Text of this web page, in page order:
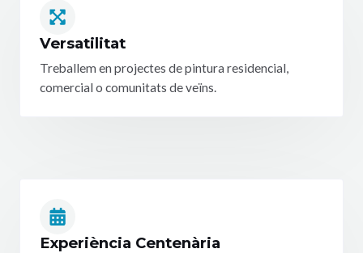
Versatilitat
Treballem en projectes de pintura residencial,
comercial o comunitats de veïns.
Experiència Centenària